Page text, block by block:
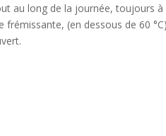
au long de la journée, toujours à
frémissante, (en dessous de 60